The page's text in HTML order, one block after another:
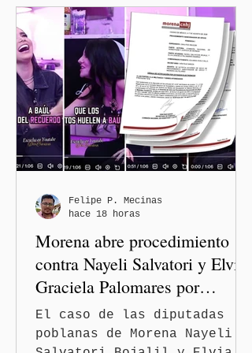
el gobernador Alejandro
Armenta Mier supervisó la
rehabilitación de la
Avenida 105 Poniente, obra
que registra 44 por ciento
de avance y forma parte del
programa estatal para
recuperar vialidades
prioritarias, fortalecer la
condiciones de seguridad de
las familias poblanas, en e
Morena abre procedimiento
contra Nayeli Salvatori y Elvia
Graciela Palomares por
discriminación y burlas
El caso de las diputadas
poblanas de Morena Nayeli
Felipe P. Mecinas
hace 18 horas